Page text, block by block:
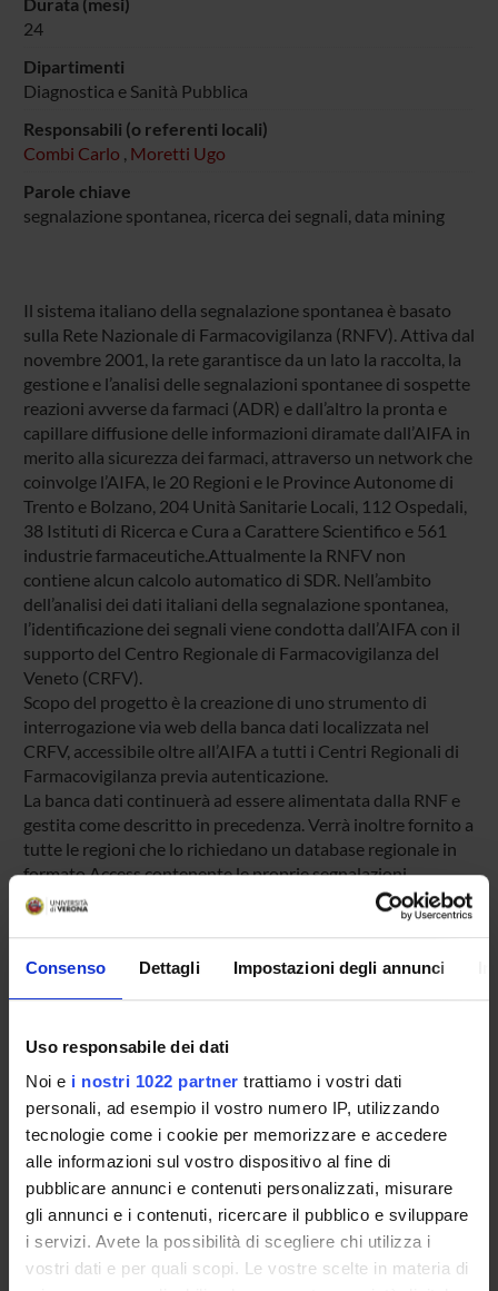
Consenso Dettagli Impostazioni degli annunci
Uso responsabile dei dati
Noi e i nostri 1022 partner trattiamo i vostri dati
personali, ad esempio il vostro numero IP, utilizzando
tecnologie come i cookie per memorizzare e accedere
alle informazioni sul vostro dispositivo al fine di
pubblicare annunci e contenuti personalizzati, misurare
gli annunci e i contenuti, ricercare il pubblico e sviluppare
i servizi. Avete la possibilità di scegliere chi utilizza i
vostri dati e per quali scopi. Le vostre scelte in materia di
24
Dipartimenti
Diagnostica e Sanità Pubblica
Responsabili (o referenti locali)
Combi Carlo , Moretti Ugo
Parole chiave
segnalazione spontanea, ricerca dei segnali, data mining
Il sistema italiano della segnalazione spontanea è basato
sulla Rete Nazionale di Farmacovigilanza (RNFV). Attiva dal
novembre 2001, la rete garantisce da un lato la raccolta, la
gestione e l’analisi delle segnalazioni spontanee di sospette
reazioni avverse da farmaci (ADR) e dall’altro la pronta e
capillare diffusione delle informazioni diramate dall’AIFA in
merito alla sicurezza dei farmaci, attraverso un network che
coinvolge l’AIFA, le 20 Regioni e le Province Autonome di
Trento e Bolzano, 204 Unità Sanitarie Locali, 112 Ospedali,
38 Istituti di Ricerca e Cura a Carattere Scientifico e 561
industrie farmaceutiche.Attualmente la RNFV non
contiene alcun calcolo automatico di SDR. Nell’ambito
dell’analisi dei dati italiani della segnalazione spontanea,
l’identificazione dei segnali viene condotta dall’AIFA con il
supporto del Centro Regionale di Farmacovigilanza del
Veneto (CRFV).
Scopo del progetto è la creazione di uno strumento di
interrogazione via web della banca dati localizzata nel
CRFV, accessibile oltre all’AIFA a tutti i Centri Regionali di
Farmacovigilanza previa autenticazione.
La banca dati continuerà ad essere alimentata dalla RNF e
gestita come descritto in precedenza. Verrà inoltre fornito a
tutte le regioni che lo richiedano un database regionale in
formato Access contenente le proprie segnalazioni.
PARTECIPANTI AL PROGETTO
Carlo Combi
Professore ordinario
Ugo Moretti
Professore associato